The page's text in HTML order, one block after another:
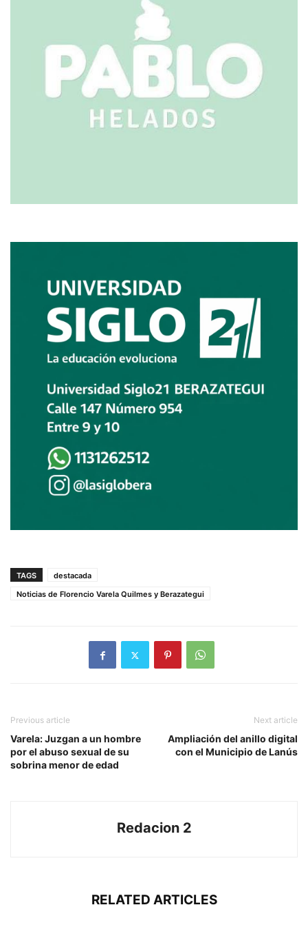
TAGS
destacada
Noticias de Florencio Varela Quilmes y Berazategui
Previous article
Varela: Juzgan a un hombre
por el abuso sexual de su
sobrina menor de edad
Next article
Ampliación del anillo digital
con el Municipio de Lanús
Redacion 2
RELATED ARTICLES